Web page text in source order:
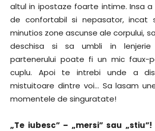
altul in ipostaze foarte intime. Insa
de confortabil si nepasator, incat
minutios zone ascunse ale corpului,
deschisa si sa umbli in
partenerului poate fi un mic faux-
cuplu. Apoi te intrebi unde a
mistuitoare dintre voi… Sa lasam
momentele de singuratate!
„Te iubesc” – „mersi” sau „stiu”!